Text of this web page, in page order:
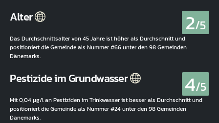
Alter 2/5
Das Durchschnittsalter von 45 Jahre ist höher als Durchschnitt und
positioniert die Gemeinde als Nummer #66 unter den 98 Gemeinden
Dänemarks.
Pestizide im Grundwasser 4/5
Mit 0,04 µg/l an Pestiziden im Trinkwasser ist besser als Durchschnitt und
positioniert die Gemeinde als Nummer #24 unter den 98 Gemeinden
Dänemarks.